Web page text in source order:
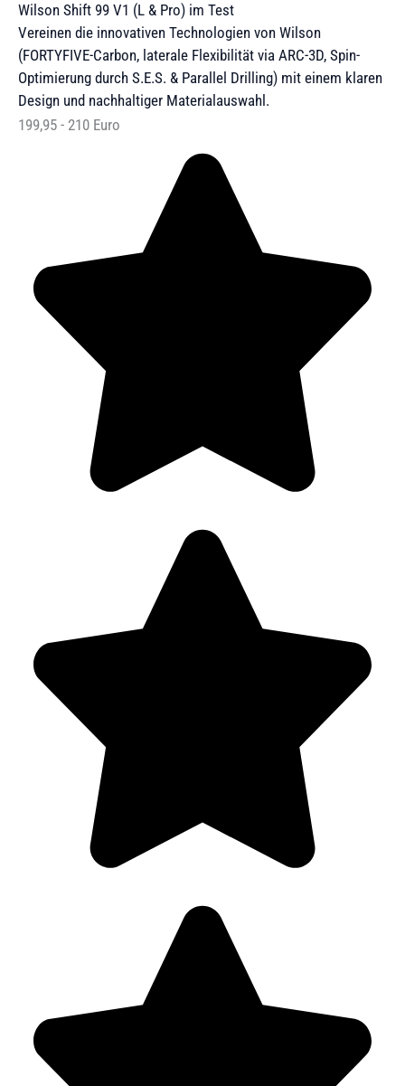
Wilson Shift 99 V1 (L & Pro) im Test
Vereinen die innovativen Technologien von Wilson
(FORTYFIVE-Carbon, laterale Flexibilität via ARC-3D, Spin-
Optimierung durch S.E.S. & Parallel Drilling) mit einem klaren
Design und nachhaltiger Materialauswahl.
199,95 - 210 Euro